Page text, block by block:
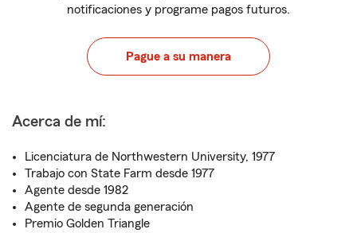
notificaciones y programe pagos futuros.
Pague a su manera
Acerca de mí:
Licenciatura de Northwestern University, 1977
Trabajo con State Farm desde 1977
Agente desde 1982
Agente de segunda generación
Premio Golden Triangle